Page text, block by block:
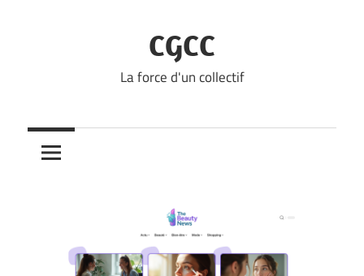
CGCC
La force d'un collectif